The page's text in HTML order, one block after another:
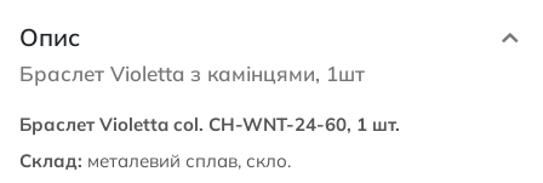
Опис
Браслет Violetta з камінцями, 1шт
Браслет Violetta col. CH-WNT-24-60, 1 шт.
Склад: металевий сплав, скло.